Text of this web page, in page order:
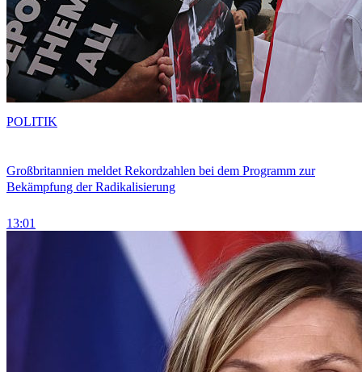
Großbritannien meldet Rekordzahlen bei dem Programm zur
Bekämpfung der Radikalisierung
13:01
POLITIK